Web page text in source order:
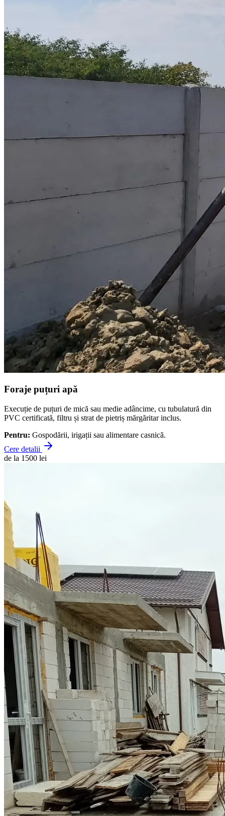
Foraje puțuri apă
Execuție de puțuri de mică sau medie adâncime, cu tubulatură din
PVC certificată, filtru și strat de pietriș mărgăritar inclus.
Pentru: Gospodării, irigații sau alimentare casnică.
Cere detalii
de la 1500 lei